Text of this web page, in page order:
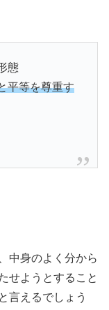
態
平等を尊重す
中身のよく分から
せようとすること
言えるでしょう